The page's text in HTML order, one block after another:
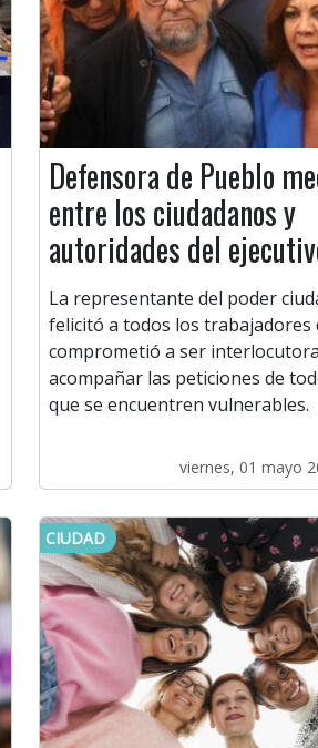
Defensora de Pueblo
entre los ciudadanos y
autoridades del
La representante del poder
felicitó a todos los trabajadores
comprometió a ser
acompañar las peticiones de
que se encuentren vulnerables.
viernes, 01 mayo
CIUDAD